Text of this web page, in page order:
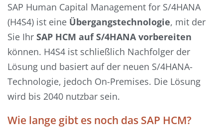
SAP Human Capital Management for S/4HANA
(H4S4) ist eine Übergangstechnologie, mit der
Sie Ihr SAP HCM auf S/4HANA vorbereiten
können. H4S4 ist schließlich Nachfolger der
Lösung und basiert auf der neuen S/4HANA-
Technologie, jedoch On-Premises. Die Lösung
wird bis 2040 nutzbar sein.
Wie lange gibt es noch das SAP HCM?